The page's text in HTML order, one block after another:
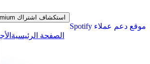
موقع دعم عملاء Spotify
استكشاف اشتراك Premium
الصفحة الرئيسية